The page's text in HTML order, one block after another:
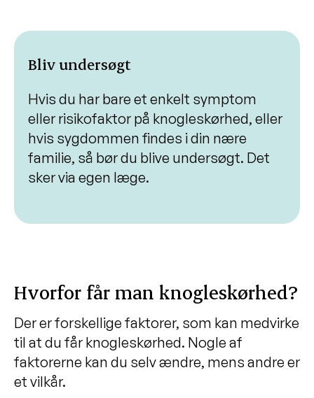
Bliv undersøgt
Hvis du har bare et enkelt symptom
eller risikofaktor på knogleskørhed, eller
hvis sygdommen findes i din nære
familie, så bør du blive undersøgt. Det
sker via egen læge.
Hvorfor får man knogleskørhed?
Der er forskellige faktorer, som kan medvirke
til at du får knogleskørhed. Nogle af
faktorerne kan du selv ændre, mens andre er
et vilkår.